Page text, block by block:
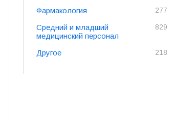
Фармакология 277
Средний и младший
медицинский персонал
829
Другое 218